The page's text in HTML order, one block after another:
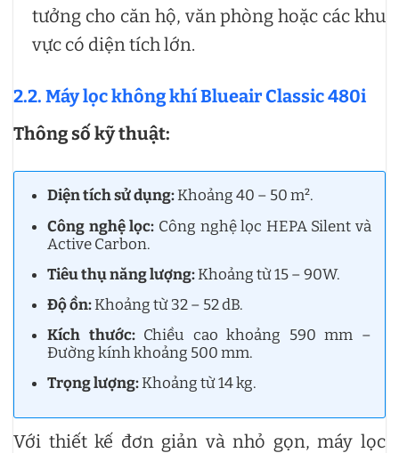
tưởng cho căn hộ, văn phòng hoặc các khu
vực có diện tích lớn.
2.2. Máy lọc không khí Blueair Classic 480i
Thông số kỹ thuật:
Diện tích sử dụng:Khoảng 40 – 50 m².
Công nghệ lọc: Công nghệ lọc HEPA Silent và
Active Carbon.
Tiêu thụ năng lượng:Khoảng từ 15 – 90W.
Độ ồn:Khoảng từ 32 – 52 dB.
Kích thước:Chiều cao khoảng 590 mm –
Đường kính khoảng 500 mm.
Trọng lượng:Khoảng từ 14 kg.
Với thiết kế đơn giản và nhỏ gọn, máy lọc